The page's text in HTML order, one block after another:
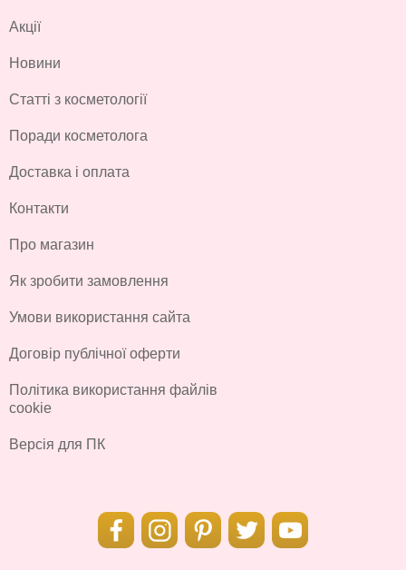
Акції
Новини
Статті з косметології
Поради косметолога
Доставка і оплата
Контакти
Про магазин
Як зробити замовлення
Умови використання сайта
Договір публічної оферти
Політика використання файлів
cookie
Версія для ПК